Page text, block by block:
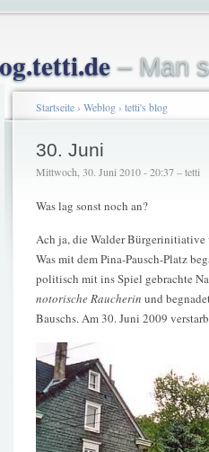
– Man
Startseite› Weblog› tetti's blog
30. Juni
Mittwoch, 30. Juni 2010 - 20:37 – tetti
Was lag sonst noch an?
Ach ja, die Walder Bürgerinitiative
Was mit dem Pina-Pausch-Platz
politisch mit ins Spiel gebrachte
notorische Raucherin und
Bauschs. Am 30. Juni 2009